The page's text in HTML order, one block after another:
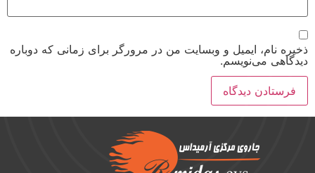
ذخیره نام، ایمیل و وبسایت من در مرورگر برای زمانی که دوباره
دیدگاهی می‌نویسم.